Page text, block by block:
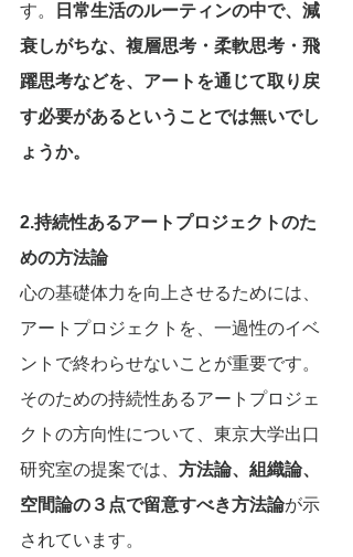
す。
日常生活のルーティンの中で、減
衰しがちな、複層思考・柔軟思考・飛
躍思考などを、アートを通じて取り戻
す必要があるということでは無いでし
ょうか。
2.持続性あるアートプロジェクトのた
めの方法論
心の基礎体力を向上させるためには、
アートプロジェクトを、一過性のイベ
ントで終わらせないことが重要です。
そのための持続性あるアートプロジェ
クトの方向性について、東京大学出口
研究室の提案では、 方法論、組織論、
空間論の３点で留意すべき方法論が示
されています。